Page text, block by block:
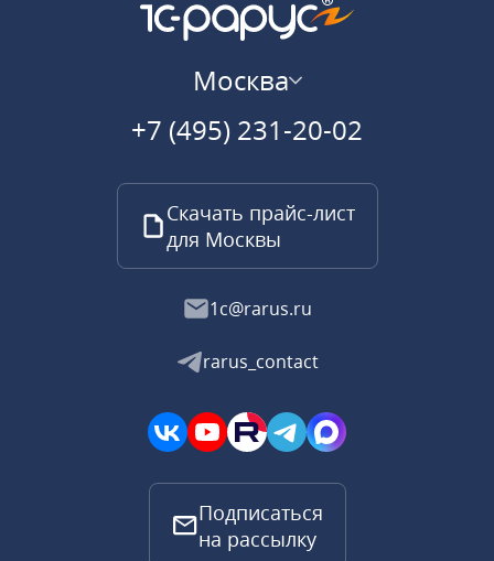
Москва
+7 (495) 231-20-02
Скачать прайс-лист
для Москвы
1c@rarus.ru
rarus_contact
Подписаться
на рассылку